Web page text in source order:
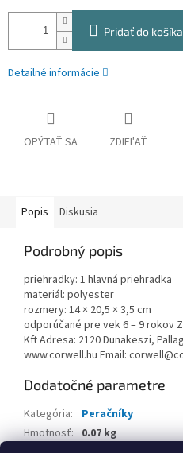
Pridať do košíka
Detailné informácie
OPÝTAŤ SA ZDIEĽAŤ
Popis Diskusia
Podrobný popis
priehradky: 1 hlavná priehradka
materiál: polyester
rozmery: 14 × 20,5 × 3,5 cm
odporúčané pre vek 6 – 9 rokov
Kft Adresa: 2120 Dunakeszi,
www.corwell.hu Email:
Dodatočné parametre
Kategória:
Peračníky
Hmotnosť: 0.07 kg